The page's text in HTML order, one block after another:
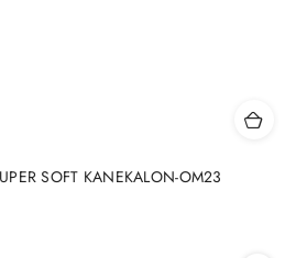
SOFT KANEKALON-OM23